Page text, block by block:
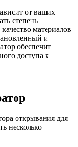
от ваших
степень
материалов
и
обеспечит
доступа к
открывания для
несколько